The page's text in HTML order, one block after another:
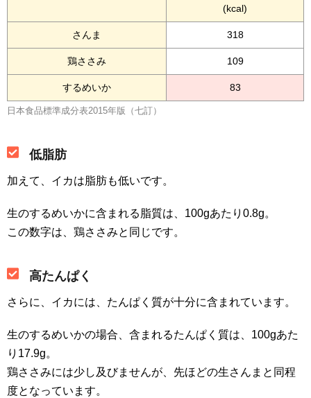
(kcal)
さんま 318
鶏ささみ 109
するめいか 83
日本食品標準成分表2015年版（七訂）
低脂肪
加えて、イカは脂肪も低いです。
生のするめいかに含まれる脂質は、100gあたり0.8g。
この数字は、鶏ささみと同じです。
高たんぱく
さらに、イカには、たんぱく質が十分に含まれています。
生のするめいかの場合、含まれるたんぱく質は、100gあた
り17.9g。
鶏ささみには少し及びませんが、先ほどの生さんまと同程
度となっています。